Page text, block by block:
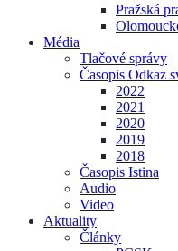
Pražská
Média
Tlačové správy
Časopis Odkaz
2022
2021
2020
2019
2018
Časopis Istina
Audio
Video
Aktuality
Články